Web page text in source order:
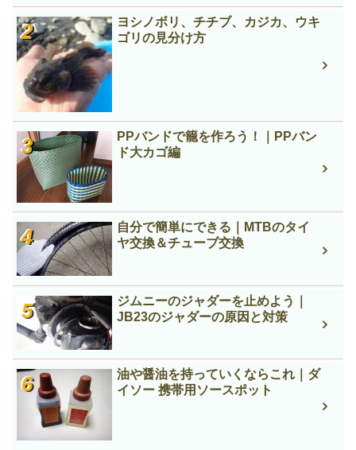
ヨシノボリ、チチブ、カジカ、ウキ
ゴリの見分け方
PPバンドで籠を作ろう！｜PPバン
ド大カゴ編
自分で簡単にできる｜MTBのタイ
ヤ交換＆チューブ交換
ジムニーのジャダーを止めよう｜
JB23のジャダーの原因と対策
油や醤油を持っていくならこれ｜ダ
イソー 携帯用ソースポット